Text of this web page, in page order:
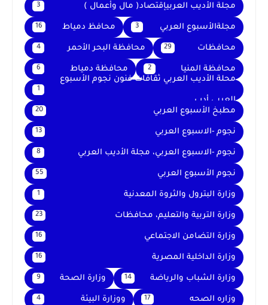
مجلة الأديب العربيإقتصاد( مال وأعمال ) 3
مجلةالأسبوع العربي 3 محافظ دمياط 16
محافظات 29 محافظة البحر الأحمر 4
محافظة المنيا 2 محافظة دمياط 6
محلة الأديب العربي ثقافات فنون نجوم الأسبوع
العربي أدب
1
مطبخ الأسبوع العربي 20
نجوم -الاسبوع العربي 13
نجوم -الاسبوع العربي، مجلة الأديب العربي 8
نجوم الأسبوع العربي 55
وزارة البترول والثروة المعدنية 1
وزارة التربية والتعليم، محافظات 23
وزارة التضامن الاجتماعي 16
وزارة الداخلية المصرية 16
وزارة الشباب والرياضة 14 وزارة الصحة 9
وزاره الصحه 17 ووزارة البيئة 4